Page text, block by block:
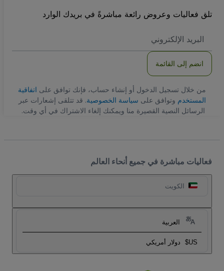
تلق فعاليات وعروض رائعة مباشرةً في بريدك الوارد
الاكتروني
انضم إلى القائمة
من خلال تسجيل الدخول أو إنشاء حساب، فإنك توافق على اتفاقية
المستخدم وتوافق على سياسة الخصوصية. قد تتلقى إشعارات عبر
الرسائل النصية القصيرة منا ويمكنك إلغاء الاشتراك في أي وقت.
فعاليات مباشرة في جميع أنحاء العالم
الكويت
العربية
US$ دولار أمريكي